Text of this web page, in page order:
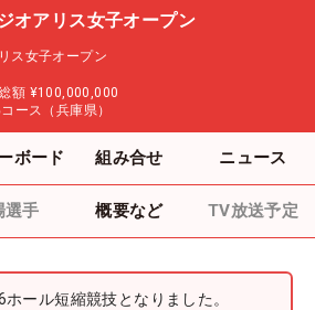
オアリス女子オープン
ス女子オープン
額 ¥100,000,000
ース（兵庫県）
ボード 組み合せ ニュース
選手 概要など TV放送予定
ール短縮競技となりました。